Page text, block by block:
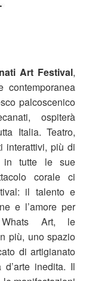
Art Festival,
contemporanea
palcoscenico
ospiterà
Italia. Teatro,
interattivi, più di
in tutte le sue
corale ci
il talento e
e l’amore per
Whats Art, le
più, uno spazio
di artigianato
inedita. Il